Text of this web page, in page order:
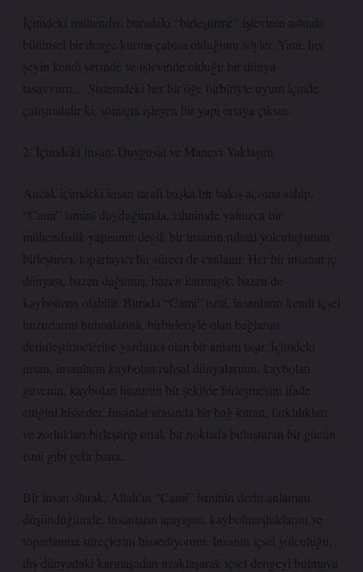
İçimdeki mühendis, buradaki “birleştirme” işlevinin aslında
bütünsel bir denge kurma çabası olduğunu söyler. Yani, her
şeyin kendi yerinde ve işlevinde olduğu bir dünya
tasavvuru… Sistemdeki her bir öğe birbiriyle uyum içinde
çalışmalıdır ki, sonuçta işleyen bir yapı ortaya çıksın.
2. İçimdeki İnsan: Duygusal ve Manevi Yaklaşım
Ancak içimdeki insan tarafı başka bir bakış açısına sahip.
“Cami” ismini duyduğumda, zihnimde yalnızca bir
mühendislik yapısının değil, bir insanın ruhsal yolculuğunun
birleştirici, toparlayıcı bir süreci de canlanır. Her bir insanın iç
dünyası, bazen dağılmış, bazen karmaşık, bazen de
kaybolmuş olabilir. Burada “Cami” ismi, insanların kendi içsel
huzurlarını bulmalarına, birbirleriyle olan bağlarını
derinleştirmelerine yardımcı olan bir anlam taşır. İçimdeki
insan, insanların kaybolan ruhsal dünyalarının, kaybolan
güvenin, kaybolan huzurun bir şekilde birleşmesini ifade
ettiğini hisseder. İnsanlar arasında bir bağ kuran, farklılıkları
ve zorlukları birleştirip ortak bir noktada buluşturan bir gücün
ismi gibi gelir bana.
Bir insan olarak, Allah’ın “Cami” isminin derin anlamını
düşündüğümde, insanların arayışını, kaybolmuşluklarını ve
toparlanma süreçlerini hissediyorum. İnsanın içsel yolculuğu,
dış dünyadaki karmaşadan uzaklaşarak içsel dengeyi bulmaya